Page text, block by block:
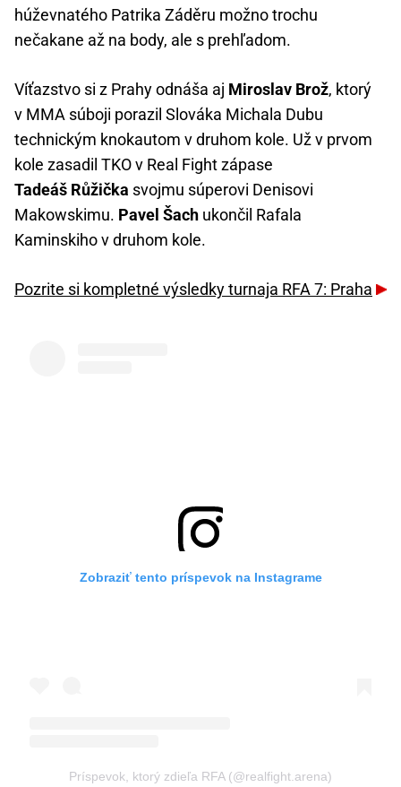
húževnatého Patrika Záděru možno trochu
nečakane až na body, ale s prehľadom.
Víťazstvo si z Prahy odnáša aj Miroslav Brož, ktorý
v MMA súboji porazil Slováka Michala Dubu
technickým knokautom v druhom kole. Už v prvom
kole zasadil TKO v Real Fight zápase
Tadeáš Růžička svojmu súperovi Denisovi
Makowskimu. Pavel Šach ukončil Rafala
Kaminskiho v druhom kole.
Pozrite si kompletné výsledky turnaja RFA 7: Praha
Zobraziť tento príspevok na Instagrame
Príspevok, ktorý zdieľa RFA (@realfight.arena)